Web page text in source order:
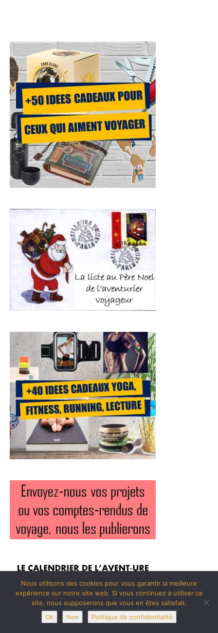
Nous utilisons des cookies pour vous garantir la meilleure
expérience sur notre site web. Si vous continuez à utiliser ce
site, nous supposerons que vous en êtes satisfait.
Ok
Non Politique de confidentialité